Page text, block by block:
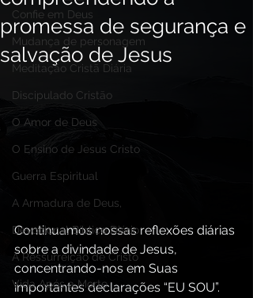
Confie em Deus
Mudança de personagem
Meditação Cristã Diária
Discipulado Cristão
O Amor de Deus
O Ensino de Jesus Cristo
Guerra Espiritual
A Armadura de Deus,
Devocional Bíblico Diário
A Ressurreição de Cristo
Vida Após a Morte
promessa de segurança e
salvação de Jesus
Continuamos nossas reflexões diárias
sobre a divindade de Jesus,
concentrando-nos em Suas
importantes declarações “EU SOU”.